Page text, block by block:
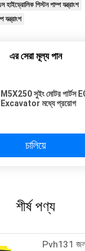
হাইড্রোলিক পিস্টন পাম্প যন্ত্রাংশ
এর সেরা মূল্য পান
M5X250 সুইং মোটর পার্টস
Excavator মধ্যে প্রয়োগ
চালিয়ে
শীর্ষ পণ্য
Pvh131